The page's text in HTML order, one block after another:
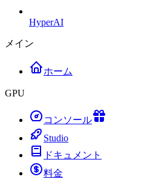
HyperAI
メイン
ホーム
GPU
コンソール
Studio
ドキュメント
料金